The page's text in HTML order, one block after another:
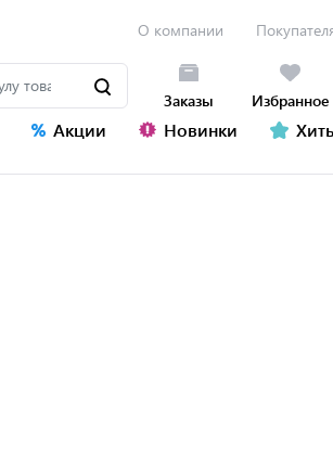
О компании
Заказы Избранное
Акции Новинки